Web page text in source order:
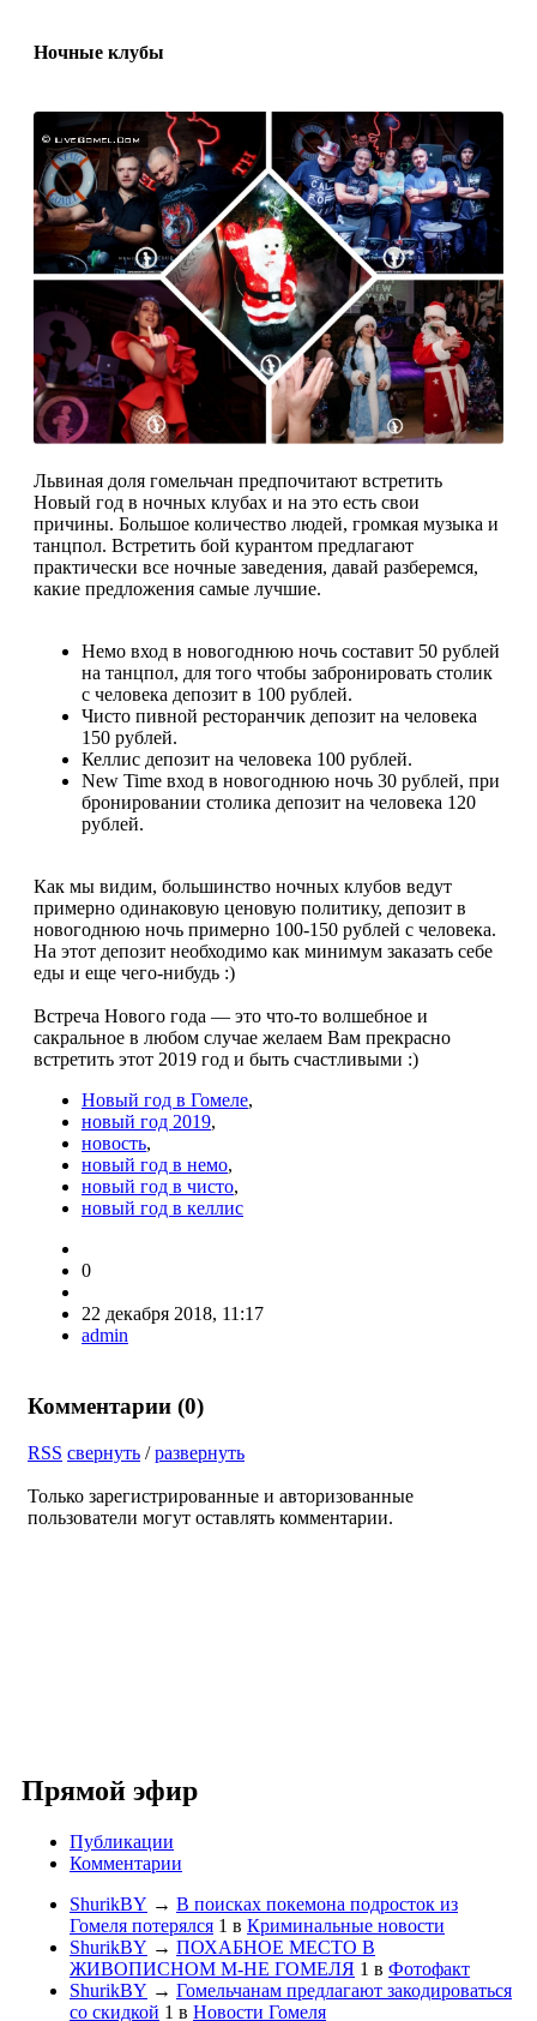
Ночные клубы
Львиная доля гомельчан предпочитают встретить
Новый год в ночных клубах и на это есть свои
причины. Большое количество людей, громкая музыка и
танцпол. Встретить бой курантом предлагают
практически все ночные заведения, давай разберемся,
какие предложения самые лучшие.
Немо вход в новогоднюю ночь составит 50 рублей
на танцпол, для того чтобы забронировать столик
с человека депозит в 100 рублей.
Чисто пивной ресторанчик депозит на человека
150 рублей.
Келлис депозит на человека 100 рублей.
New Time вход в новогоднюю ночь 30 рублей, при
бронировании столика депозит на человека 120
рублей.
Как мы видим, большинство ночных клубов ведут
примерно одинаковую ценовую политику, депозит в
новогоднюю ночь примерно 100-150 рублей с человека.
На этот депозит необходимо как минимум заказать себе
еды и еще чего-нибудь :)
Встреча Нового года — это что-то волшебное и
сакральное в любом случае желаем Вам прекрасно
встретить этот 2019 год и быть счастливыми :)
Новый год в Гомеле,
новый год 2019,
новость,
новый год в немо,
новый год в чисто,
новый год в келлис
0
22 декабря 2018, 11:17
admin
Комментарии (0)
RSS свернуть /развернуть
Только зарегистрированные и авторизованные
пользователи могут оставлять комментарии.
Прямой эфир
Публикации
Комментарии
ShurikBY → В поисках покемона подросток из
Гомеля потерялся 1 в Криминальные новости
ShurikBY → ПОХАБНОЕ МЕСТО В
ЖИВОПИСНОМ М-НЕ ГОМЕЛЯ 1 в Фотофакт
ShurikBY → Гомельчанам предлагают закодироваться
со скидкой 1 в Новости Гомеля